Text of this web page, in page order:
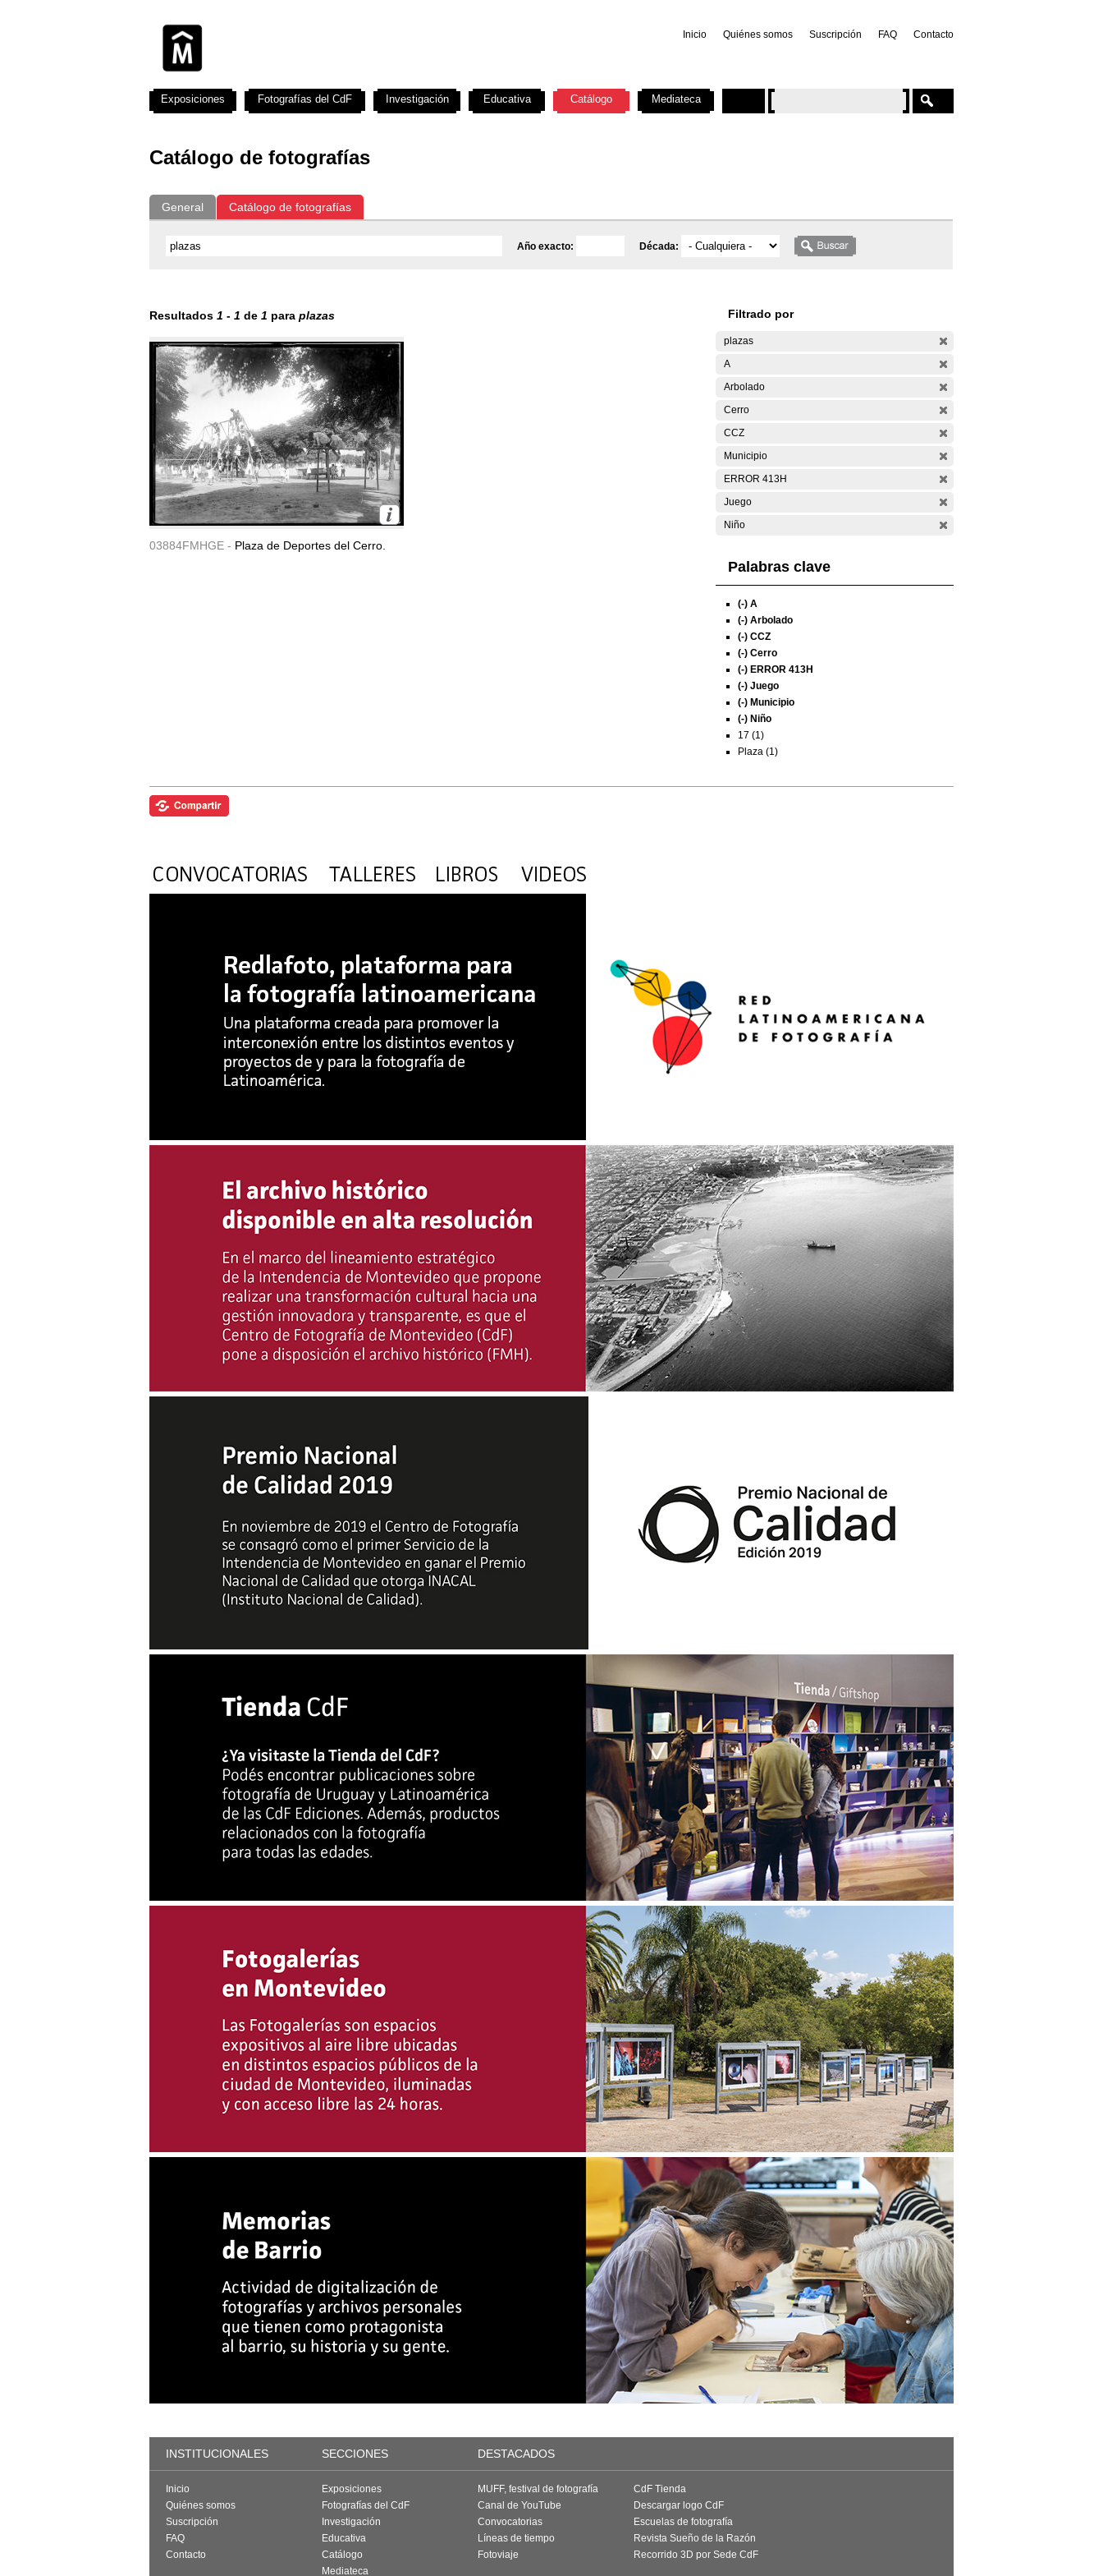
Inicio Quiénes somos Suscripción FAQ Contacto
Catálogo de fotografías
General Catálogo de fotografías
Año exacto: Década:
Resultados 1 - 1 de 1 para plazas
03884FMHGE - Plaza de Deportes del Cerro.
Filtrado por
plazas
A
Arbolado
Cerro
CCZ
Municipio
ERROR 413H
Juego
Niño
Palabras clave
(-) A
(-) Arbolado
(-) CCZ
(-) Cerro
(-) ERROR 413H
(-) Juego
(-) Municipio
(-) Niño
17 (1)
Plaza (1)
Exposiciones Fotografías del CdF Investigación Educativa Catálogo Mediateca
INSTITUCIONALES SECCIONES DESTACADOS
Inicio
Quiénes somos
Suscripción
FAQ
Contacto
Exposiciones
Fotografías del CdF
Investigación
Educativa
Catálogo
Mediateca
MUFF, festival de fotografía
Canal de YouTube
Convocatorias
Líneas de tiempo
Fotoviaje
CdF Tienda
Descargar logo CdF
Escuelas de fotografía
Revista Sueño de la Razón
Recorrido 3D por Sede CdF